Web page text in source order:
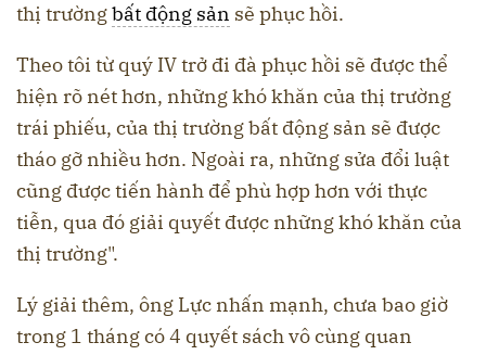
thị trườngbất động sản sẽ phục hồi.
Theo tôi từ quý IV trở đi đà phục hồi sẽ được thể
hiện rõ nét hơn, những khó khăn của thị trường
trái phiếu, của thị trường bất động sản sẽ được
tháo gỡ nhiều hơn. Ngoài ra, những sửa đổi luật
cũng được tiến hành để phù hợp hơn với thực
tiễn, qua đó giải quyết được những khó khăn của
thị trường".
Lý giải thêm, ông Lực nhấn mạnh, chưa bao giờ
trong 1 tháng có 4 quyết sách vô cùng quan